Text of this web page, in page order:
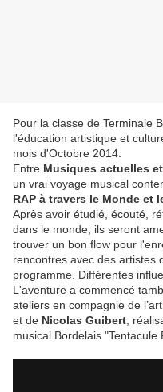
Pour la classe de Terminale
l'éducation artistique et
mois d'Octobre 2014.
Entre Musiques actuelles
un vrai voyage musical
RAP à travers le Monde et
Après avoir étudié, écouté,
dans le monde, ils seront
trouver un bon flow pour
rencontres avec des artistes
programme. Différentes
L'aventure a commencé
ateliers en compagnie de
et de Nicolas Guibert ,
musical Bordelais "Tentacule